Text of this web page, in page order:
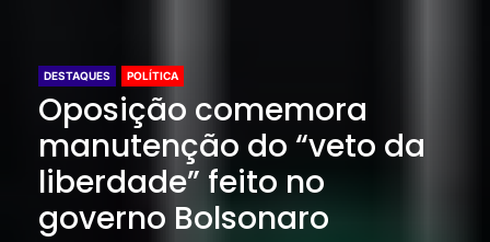
DESTAQUES POLÍTICA
Oposição comemora
manutenção do “veto da
liberdade” feito no
governo Bolsonaro